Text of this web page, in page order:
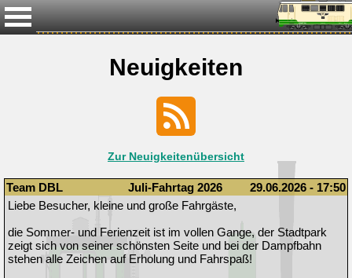
Neuigkeiten
Zur Neuigkeitenübersicht
Team DBL Juli-Fahrtag 2026
29.06.2026 - 17:50
Liebe Besucher, kleine und große Fahrgäste,
die Sommer- und Ferienzeit ist im vollen Gange, der Stadtpark
zeigt sich von seiner schönsten Seite und bei der Dampfbahn
stehen alle Zeichen auf Erholung und Fahrspaß!